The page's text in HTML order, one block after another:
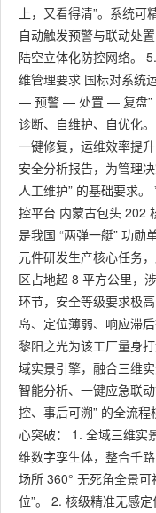
上，又看得清”。系统可
自动触发预警与联动处
陆空立体化防控网络。
维管理要求 国标对系统
— 预警 — 处置 — 复盘”
诊断、自维护、自优化
一键修复，运维效率提
安全分析报告，为管理
人工维护” 的基础要求
控平台 内蒙古包头 202
是我国 “两弹一艇” 功勋
元件研发生产核心任务
区占地超 8 平方公里，
环节，安全等级要求极
岛、定位薄弱、响应滞
黎阳之光为该工厂量身
域实景引擎，融合三维
智能分析、一键应急联
控、事后可溯” 的全
心突破： 1. 全域三维实
维数字孪生体，整合千
场所 360° 无死角全景
位”。 2. 核级精准无感